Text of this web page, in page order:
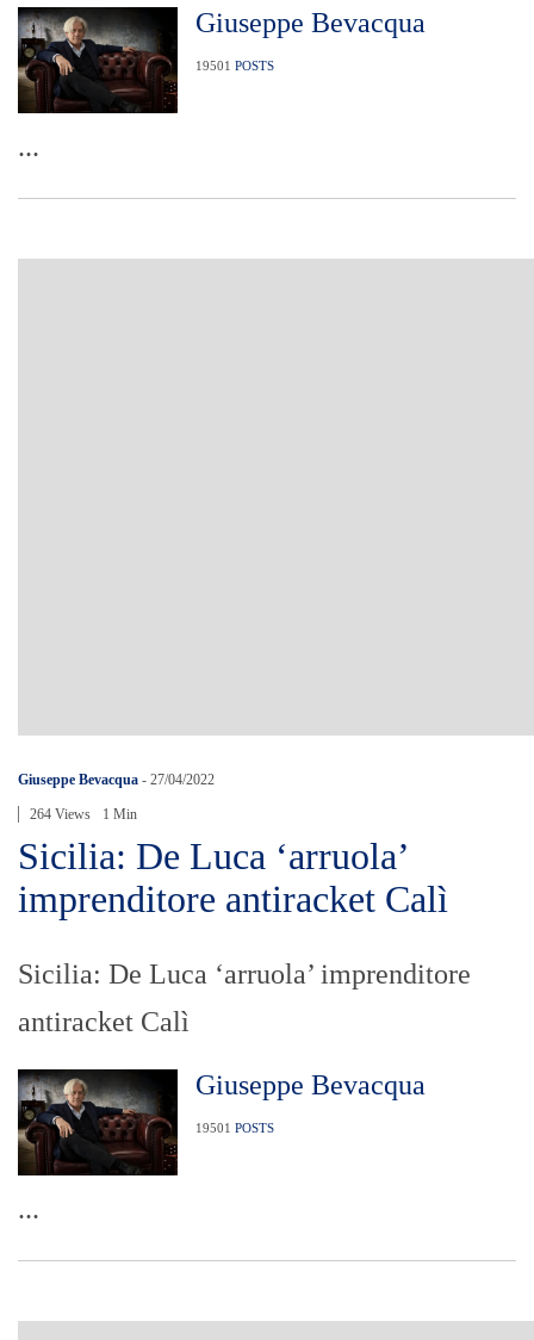
Giuseppe Bevacqua
19501 POSTS
...
Giuseppe Bevacqua - 27/04/2022
264 Views 1 Min
Sicilia: De Luca ‘arruola’
imprenditore antiracket Calì
Sicilia: De Luca ‘arruola’ imprenditore
antiracket Calì
Giuseppe Bevacqua
19501 POSTS
...